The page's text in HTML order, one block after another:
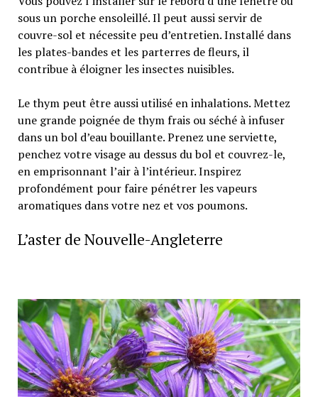
sous un porche ensoleillé. Il peut aussi servir de
couvre-sol et nécessite peu d’entretien. Installé dans
les plates-bandes et les parterres de fleurs, il
contribue à éloigner les insectes nuisibles.
Le thym peut être aussi utilisé en inhalations. Mettez
une grande poignée de thym frais ou séché à infuser
dans un bol d’eau bouillante. Prenez une serviette,
penchez votre visage au dessus du bol et couvrez-le,
en emprisonnant l’air à l’intérieur. Inspirez
profondément pour faire pénétrer les vapeurs
aromatiques dans votre nez et vos poumons.
L’aster de Nouvelle-Angleterre